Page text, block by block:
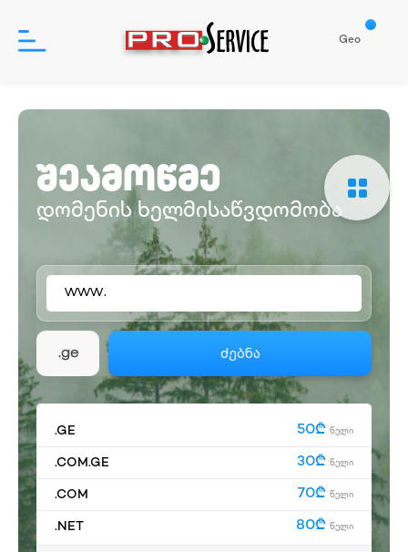
პროდუქტები
დახმარება
ჩვენ შესახებ
რეგისტრაცია
Geo
შეამოწმე
დომენის ხელმისაწვდომობა
www.
.ge ძებნა
.GE 50₾ წელი
.COM.GE 30₾ წელი
.COM 70₾ წელი
.NET 80₾ წელი